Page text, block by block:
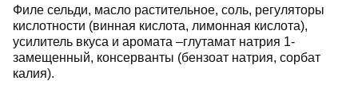
Филе сельди, масло растительное, соль, регуляторы
кислотности (винная кислота, лимонная кислота),
усилитель вкуса и аромата –глутамат натрия 1-
замещенный, консерванты (бензоат натрия, сорбат
калия).